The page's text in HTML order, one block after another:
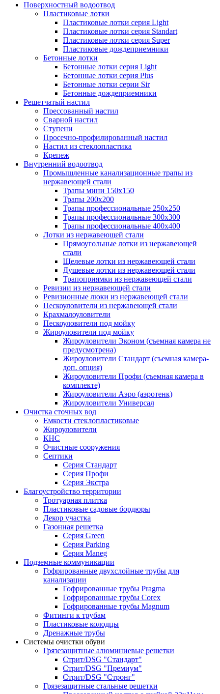
Поверхностный водоотвод
Пластиковые лотки
Пластиковые лотки серия Light
Пластиковые лотки серия Standart
Пластиковые лотки серия Super
Пластиковые дождеприемники
Бетонные лотки
Бетонные лотки серия Light
Бетонные лотки серия Plus
Бетонные лотки серии Sir
Бетонные дождеприемники
Решетчатый настил
Прессованный настил
Сварной настил
Ступени
Просечно-профилированный настил
Настил из стеклопластика
Крепеж
Внутренний водоотвод
Промышленные канализационные трапы из
нержавеющей стали
Трапы мини 150х150
Трапы 200х200
Трапы профессиональные 250х250
Трапы профессиональные 300х300
Трапы профессиональные 400х400
Лотки из нержавеющей стали
Прямоугольные лотки из нержавеющей
стали
Щелевые лотки из нержавеющей стали
Душевые лотки из нержавеющей стали
Трапоприямки из нержавеющей стали
Ревизии из нержавеющей стали
Ревизионные люки из нержавеющей стали
Пескоуловители из нержавеющей стали
Крахмалоуловители
Пескоуловители под мойку
Жироуловители под мойку
Жироуловители Эконом (съемная камера не
предусмотрена)
Жироуловители Стандарт (съемная камера-
доп. опция)
Жироуловители Профи (съемная камера в
комплекте)
Жироуловители Аэро (аэротенк)
Жироуловители Универсал
Очистка сточных вод
Емкости стеклопластиковые
Жироуловители
КНС
Очистные сооружения
Септики
Серия Стандарт
Серия Профи
Серия Экстра
Благоустройство территории
Тротуарная плитка
Пластиковые садовые бордюры
Декор участка
Газонная решетка
Серия Green
Серия Parking
Серия Maneg
Подземные коммуникации
Гофрированные двухслойные трубы для
канализации
Гофрированные трубы Pragma
Гофрированные трубы Corex
Гофрированные трубы Magnum
Фитинги к трубам
Пластиковые колодцы
Дренажные трубы
Системы очистки обуви
Грязезащитные алюминиевые решетки
Стрит/DSG "Стандарт"
Стрит/DSG "Премиум"
Стрит/DSG "Стронг"
Грязезащитные стальные решетки